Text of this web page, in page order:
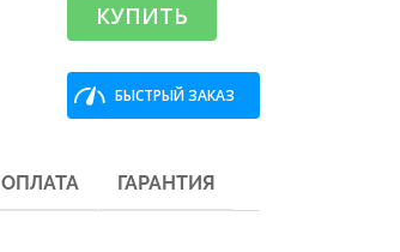
КУПИТЬ
БЫСТРЫЙ ЗАКАЗ
ОПЛАТА ГАРАНТИЯ